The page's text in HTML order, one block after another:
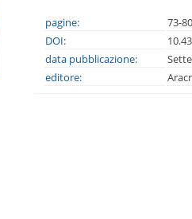
pagine:
73-80
DOI:
data pubblicazione:
editore: